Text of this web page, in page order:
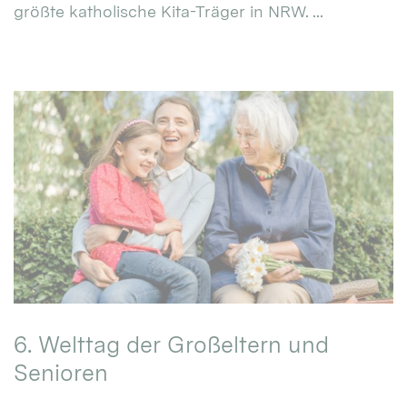
größte katholische Kita-Träger in NRW. ...
6. Welttag der Großeltern und
Senioren